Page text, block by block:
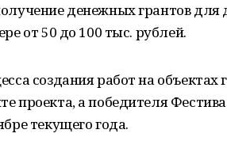
денежных грантов для
от 50 до 100 тыс. рублей.
создания работ на объектах
проекта, а победителя
текущего года.